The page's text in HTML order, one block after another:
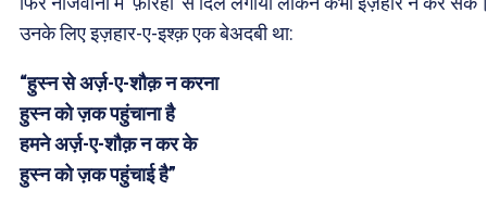
उनके लिए इज़हार-ए-इश्क़ एक बेअदबी था:
“हुस्न से अर्ज़-ए-शौक़ न करना
हुस्न को ज़क पहुंचाना है
हमने अर्ज़-ए-शौक़ न कर के
हुस्न को ज़क पहुंचाई है”